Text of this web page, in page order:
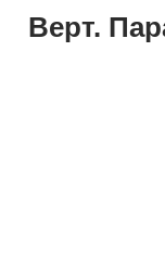
Верт.